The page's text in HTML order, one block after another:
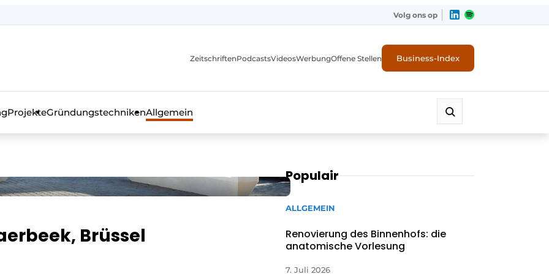
Fachmagazin für die Beton- und Stahlbauindustrie
Volg ons op
ZeitschriftenPodcastsVideosWerbungOffene Stellen Business-Index
ProjekteGründungstechnikenAllgemein
Brüssel
Populair
ALLGEMEIN
Renovierung des Binnenhofs: die
anatomische Vorlesung
7. Juli 2026